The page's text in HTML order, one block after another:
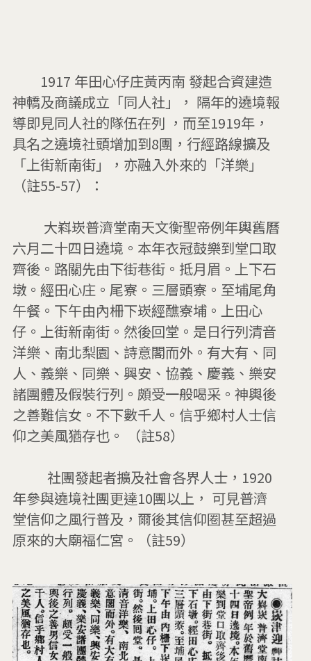
神轎及商議成立「同人社」， 隔年的遶境報
導即見同人社的隊伍在列 ，而至1919年，
具名之遶境社頭增加到8團，行經路線擴及
「上街新南街」，亦融入外來的「洋樂」
（註55-57）：
六月二十四日遶境。本年衣冠鼓樂到堂口取
齊後。路關先由下街巷街。抵月眉。上下石
墩。經田心庄。尾寮。三層頭寮。至埔尾角
午餐。下午由內柵下崁經醮寮埔。上田心
仔。上街新南街。然後回堂。是日行列清音
洋樂、南北梨園、詩意閣而外。有大有、同
人、義樂、同樂、興安、協義、慶義、樂安
諸團體及假裝行列。頗受一般喝采。神輿後
之善難信女。不下數千人。信乎鄉村人士信
仰之美風猶存也。 （註58）
年參與遶境社團更達10團以上， 可見普濟
堂信仰之風行普及，爾後其信仰圈甚至超過
原來的大廟福仁宮。（註59）